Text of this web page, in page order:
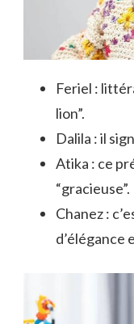
Feriel :
lion”.
Dalila : il
Atika : ce
“gracieuse”.
Chanez :
d’élégance